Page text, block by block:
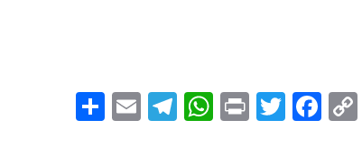
C
F
T
P
W
Te
E